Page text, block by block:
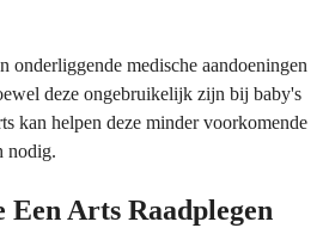
onderliggende medische aandoeningen
deze ongebruikelijk zijn bij baby's
kan helpen deze minder voorkomende
nodig.
Een Arts Raadplegen